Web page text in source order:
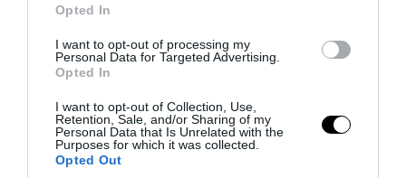
Opted In
I want to opt-out of processing my
Personal Data for Targeted Advertising.
Opted In
I want to opt-out of Collection, Use,
Retention, Sale, and/or Sharing of my
Personal Data that Is Unrelated with the
Purposes for which it was collected.
Opted Out
πλάτη και ώμους
10.08.2026 | 18:09